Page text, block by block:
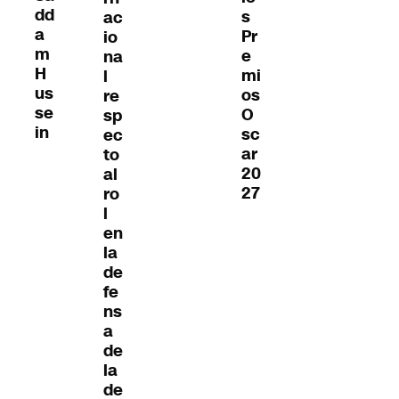
dd
a
m
H
us
se
in
ac
io
na
l
re
sp
ec
to
al
ro
l
en
la
de
fe
ns
a
de
la
de
s
Pr
e
mi
os
O
sc
ar
20
27